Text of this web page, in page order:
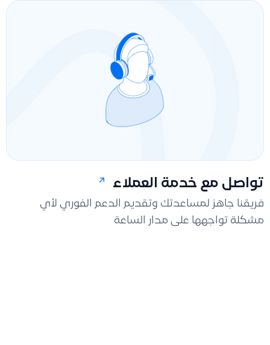
تواصل مع خدمة العملاء
فريقنا جاهز لمساعدتك وتقديم الدعم الفوري لأي
مشكلة تواجهها على مدار الساعة